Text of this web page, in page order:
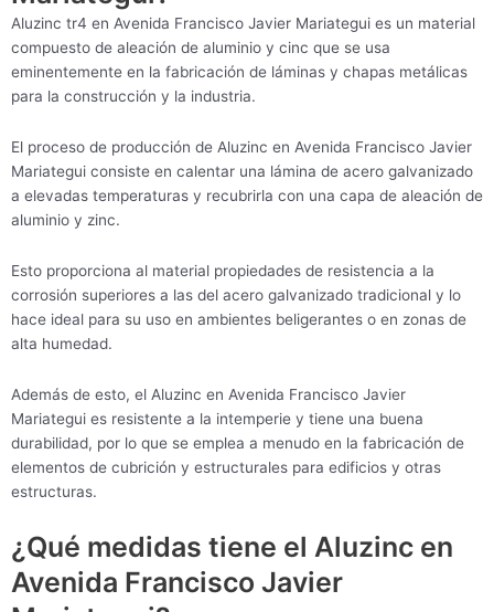
Aluzinc tr4 en Avenida Francisco Javier Mariategui es un material
compuesto de aleación de aluminio y cinc que se usa
eminentemente en la fabricación de láminas y chapas metálicas
para la construcción y la industria.
El proceso de producción de Aluzinc en Avenida Francisco Javier
Mariategui consiste en calentar una lámina de acero galvanizado
a elevadas temperaturas y recubrirla con una capa de aleación de
aluminio y zinc.
Esto proporciona al material propiedades de resistencia a la
corrosión superiores a las del acero galvanizado tradicional y lo
hace ideal para su uso en ambientes beligerantes o en zonas de
alta humedad.
Además de esto, el Aluzinc en Avenida Francisco Javier
Mariategui es resistente a la intemperie y tiene una buena
durabilidad, por lo que se emplea a menudo en la fabricación de
elementos de cubrición y estructurales para edificios y otras
estructuras.
¿Qué medidas tiene el Aluzinc en
Avenida Francisco Javier